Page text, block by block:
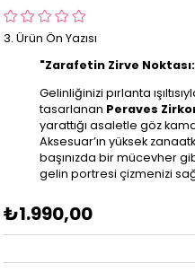
3. Ürün Ön Yazısı
"Zarafetin Zirve
Gelinliğinizi pırlanta
tasarlanan Peraves
yarattığı asaletle göz
Aksesuar’ın yüksek
başınızda bir mücevher
gelin portresi çizmenizi
₺1.990,00